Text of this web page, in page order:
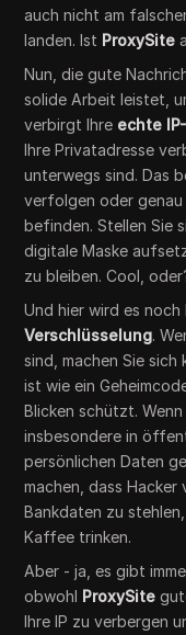
auch nicht am
landen. Ist ProxySite
Nun, die gute
solide Arbeit leistet,
verbirgt Ihre echte
Ihre Privatadresse
unterwegs sind. Das
verfolgen oder genau
befinden. Stellen Sie
digitale Maske
zu bleiben. Cool,
Und hier wird es noch
Verschlüsselung.
sind, machen Sie sich
ist wie ein
Blicken schützt. Wenn
insbesondere in
persönlichen Daten
machen, dass
Bankdaten zu
Kaffee trinken.
Aber - ja, es gibt
obwohl ProxySite
Ihre IP zu verbergen